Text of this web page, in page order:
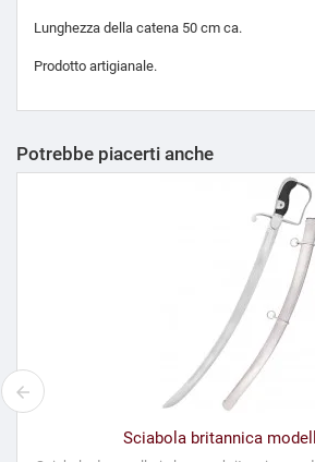
Lunghezza della catena 50 cm ca.
Prodotto artigianale.
Potrebbe piacerti anche
Sciabola britannica